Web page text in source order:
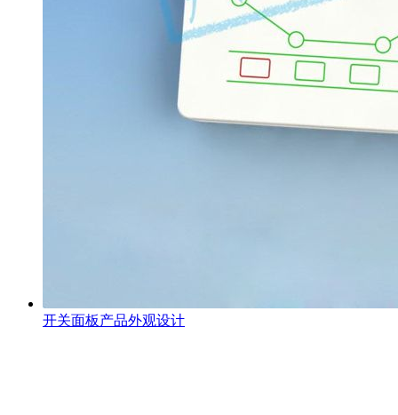
开关面板产品外观设计